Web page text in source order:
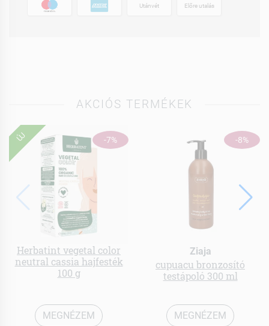
Utánvét Előre utalás
AKCIÓS TERMÉKEK
-7%
ÚJ
Herbatint vegetal color
neutral cassia hajfesték
100 g
MEGNÉZEM
-8%
Ziaja
cupuacu bronzosító
testápoló 300 ml
MEGNÉZEM